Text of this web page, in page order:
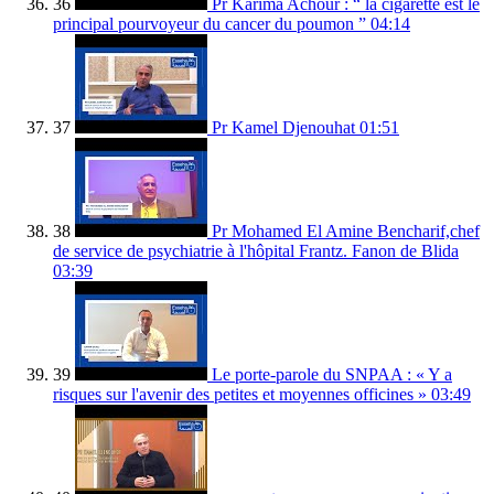
principal pourvoyeur du cancer du poumon ” 04:14
37 Pr Kamel Djenouhat 01:51
38
Pr Mohamed El Amine Bencharif,chef
de service de psychiatrie à l'hôpital Frantz. Fanon de Blida
03:39
39
Le porte-parole du SNPAA : « Y a
risques sur l'avenir des petites et moyennes officines » 03:49